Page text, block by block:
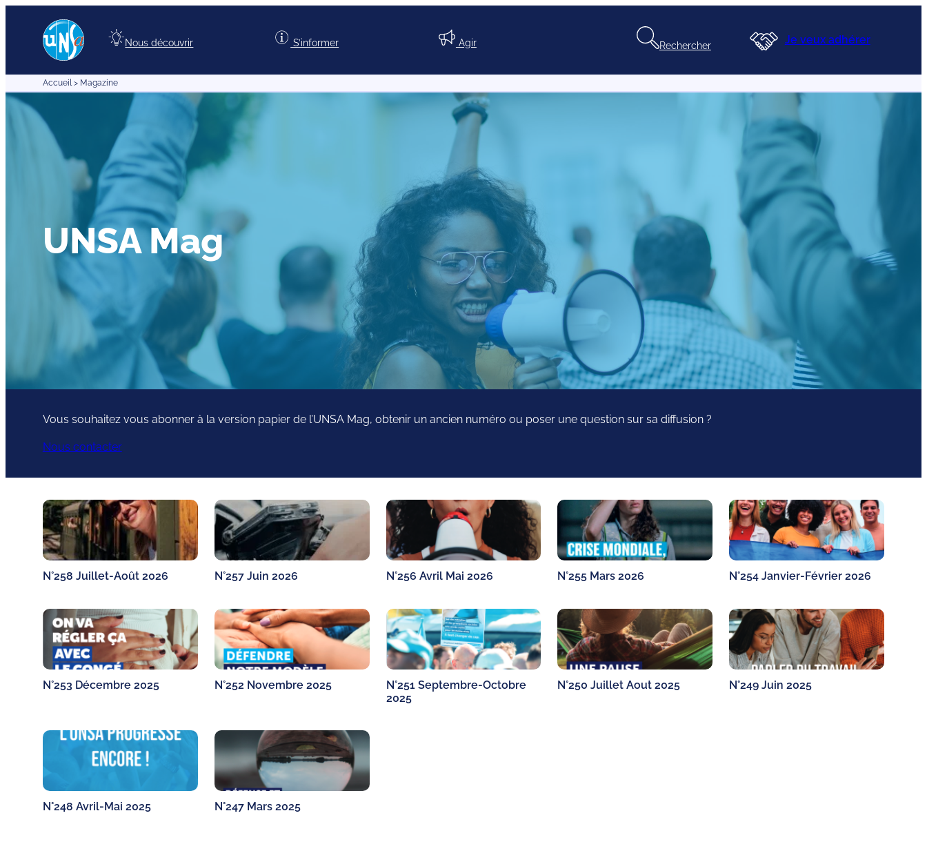
Nous découvrir S’informer Agir Rechercher Je veux adhérer
Accueil> Magazine
UNSA Mag
Vous souhaitez vous abonner à la version papier de l’UNSA Mag, obtenir un ancien numéro ou poser une question sur sa diffusion ?
Nous contacter
N°258 Juillet-Août 2026 N°257 Juin 2026 N°256 Avril Mai 2026 N°255 Mars 2026 N°254 Janvier-Février 2026
N°253 Décembre 2025 N°252 Novembre 2025
N°251 Septembre-Octobre
2025
N°250 Juillet Aout 2025 N°249 Juin 2025
N°248 Avril-Mai 2025 N°247 Mars 2025